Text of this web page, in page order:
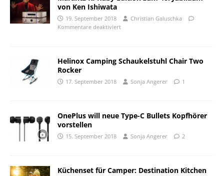
von Ken Ishiwata
19. September 2018
Christian Galuschka
Kommentare deaktiviert
Helinox Camping Schaukelstuhl Chair Two
Rocker
17. September 2018 Sonja Angerer 1
OnePlus will neue Type-C Bullets Kopfhörer
vorstellen
15. September 2018 Sonja Angerer 2
Küchenset für Camper: Destination Kitchen